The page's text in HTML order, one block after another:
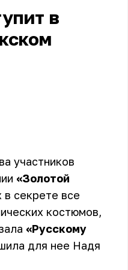
в
участников
«Золотой
секрете все
костюмов,
«Русскому
для нее Надя